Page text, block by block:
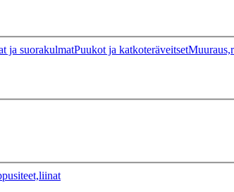
ja suorakulmatPuukot ja katkoteräveitset